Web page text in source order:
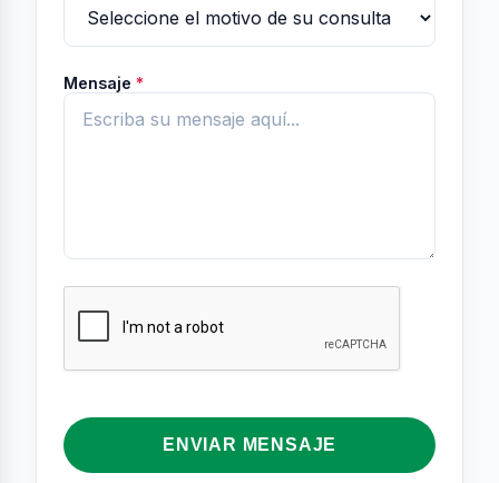
Mensaje *
ENVIAR MENSAJE